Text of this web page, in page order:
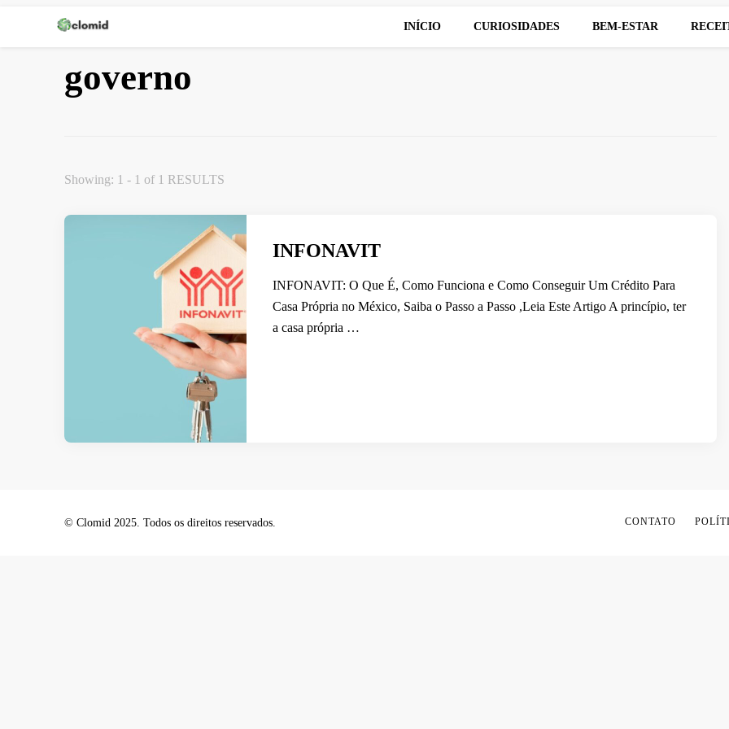
INÍCIO CURIOSIDADES BEM-ESTAR
governo
Showing: 1 - 1 of 1 RESULTS
INFONAVIT
INFONAVIT: O Que É, Como Funciona e Como Conseguir Um Crédito Para
Casa Própria no México, Saiba o Passo a Passo ,Leia Este Artigo A princípio, ter
a casa própria …
© Clomid 2025. Todos os direitos reservados. CONTATO